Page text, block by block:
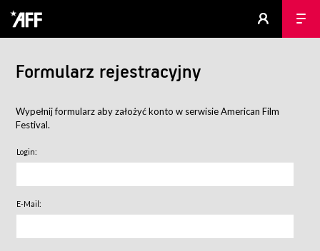
Formularz rejestracyjny
Wypełnij formularz aby założyć konto w serwisie American Film
Festival.
Login:
E-Mail: